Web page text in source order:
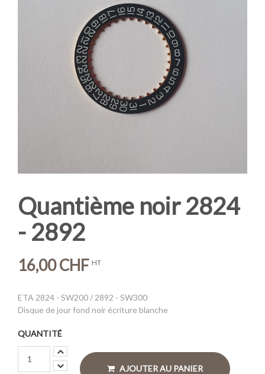
Quantième noir 2824
- 2892
16,00 CHF HT
ETA 2824 - SW200 / 2892 - SW300
Disque de jour fond noir écriture blanche
QUANTITÉ
AJOUTER AU PANIER